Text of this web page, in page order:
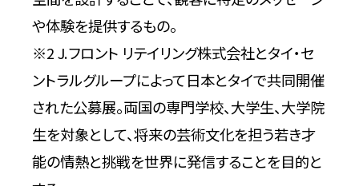
や体験を提供するもの。
※2 J.フロント リテイリング株式会社とタイ・セ
ントラルグループによって日本とタイで共同開催
された公募展。両国の専門学校、大学生、大学院
生を対象として、将来の芸術文化を担う若き才
能の情熱と挑戦を世界に発信することを目的と